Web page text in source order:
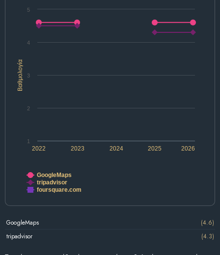
Βαθμολογία
2022 2024 2026
2023 2025
1
2
3
4
5
GoogleMaps
tripadvisor
foursquare.com
GoogleMaps
(4.6)
tripadvisor
(4.3)